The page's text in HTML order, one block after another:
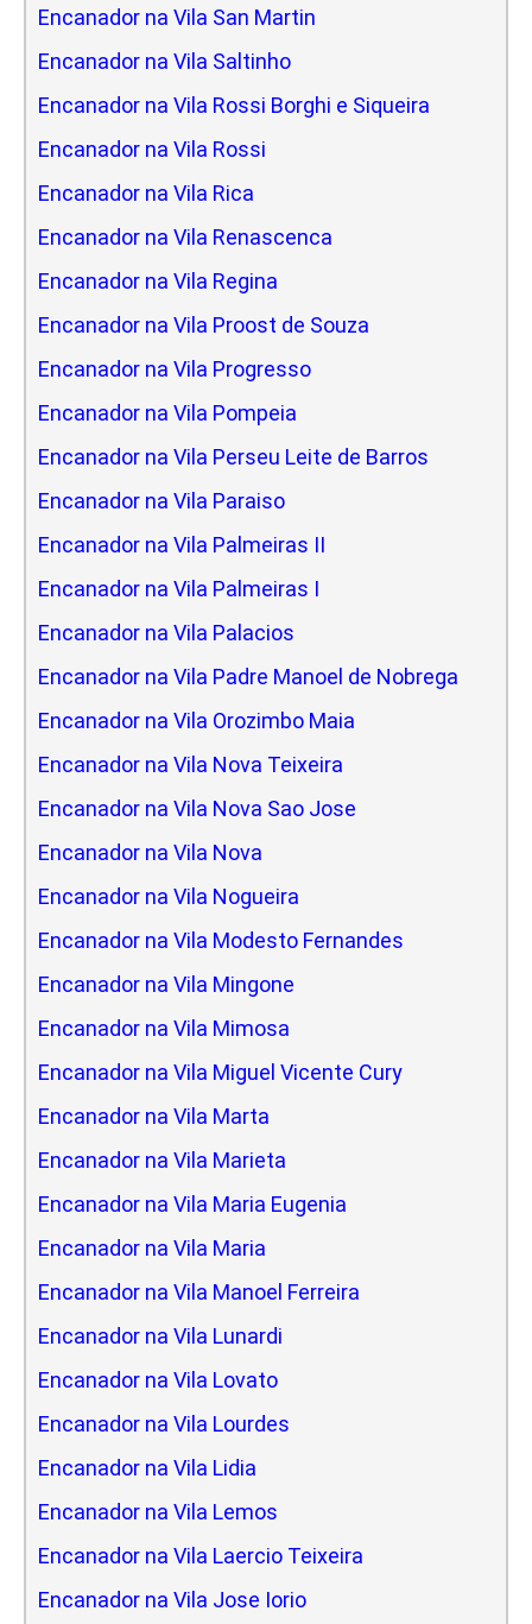
Encanador na Vila San Martin
Encanador na Vila Saltinho
Encanador na Vila Rossi Borghi e Siqueira
Encanador na Vila Rossi
Encanador na Vila Rica
Encanador na Vila Renascenca
Encanador na Vila Regina
Encanador na Vila Proost de Souza
Encanador na Vila Progresso
Encanador na Vila Pompeia
Encanador na Vila Perseu Leite de Barros
Encanador na Vila Paraiso
Encanador na Vila Palmeiras II
Encanador na Vila Palmeiras I
Encanador na Vila Palacios
Encanador na Vila Padre Manoel de Nobrega
Encanador na Vila Orozimbo Maia
Encanador na Vila Nova Teixeira
Encanador na Vila Nova Sao Jose
Encanador na Vila Nova
Encanador na Vila Nogueira
Encanador na Vila Modesto Fernandes
Encanador na Vila Mingone
Encanador na Vila Mimosa
Encanador na Vila Miguel Vicente Cury
Encanador na Vila Marta
Encanador na Vila Marieta
Encanador na Vila Maria Eugenia
Encanador na Vila Maria
Encanador na Vila Manoel Ferreira
Encanador na Vila Lunardi
Encanador na Vila Lovato
Encanador na Vila Lourdes
Encanador na Vila Lidia
Encanador na Vila Lemos
Encanador na Vila Laercio Teixeira
Encanador na Vila Jose Iorio